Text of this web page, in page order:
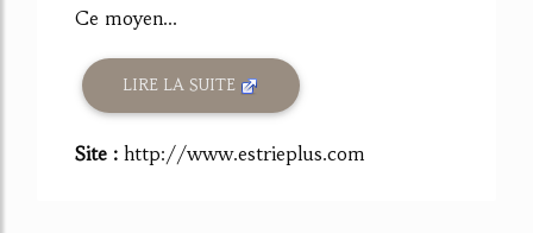
Ce moyen...
LIRE LA SUITE
Site : http://www.estrieplus.com